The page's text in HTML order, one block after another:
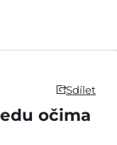
Sdílet
očima